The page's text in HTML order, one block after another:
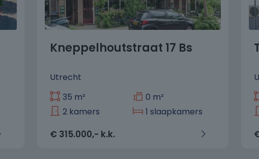
Kneppelhoutstraat 17 Bs
Utrecht
35 m²
2 kamers
0 m²
1 slaapkamers
€ 315.000,- k.k.